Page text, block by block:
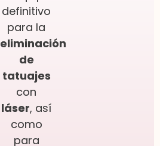
definitivo
para la
eliminación
de
tatuajes
con
láser, así
como
para